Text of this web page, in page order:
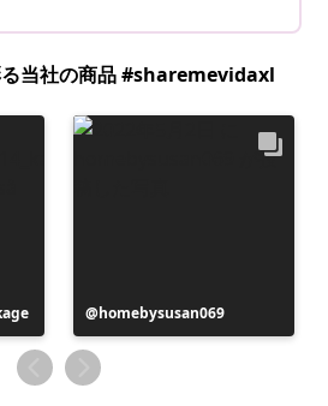
る当社の商品 #sharemevidaxl
投
稿
者
homebysusan069